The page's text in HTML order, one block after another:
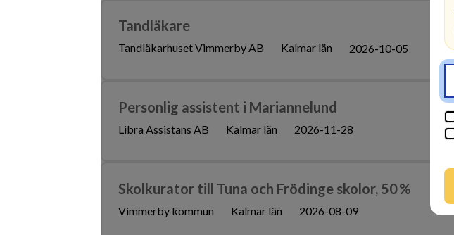
Tandläkare
Tandläkarhuset Vimmerby AB Kalmar län 2026-10-05
Personlig assistent i Mariannelund
Libra Assistans AB Kalmar län 2026-11-28
Skolkurator till Tuna och Frödinge skolor, 50 %
Vimmerby kommun Kalmar län 2026-08-09